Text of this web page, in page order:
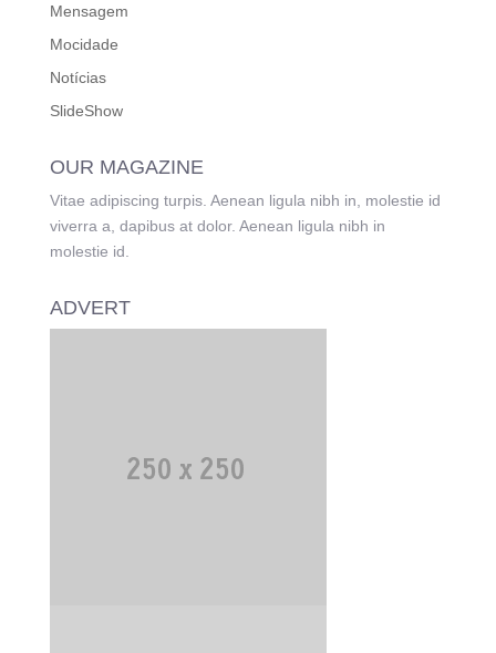
Mensagem
Mocidade
Notícias
SlideShow
OUR MAGAZINE
Vitae adipiscing turpis. Aenean ligula nibh in, molestie id
viverra a, dapibus at dolor. Aenean ligula nibh in
molestie id.
ADVERT